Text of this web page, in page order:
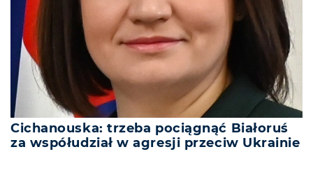
Cichanouska: trzeba pociągnąć Białoruś
za współudział w agresji przeciw Ukrainie